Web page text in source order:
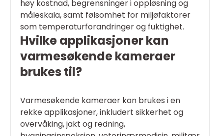
høy kostnad, begrensninger i oppløsning og
måleskala, samt følsomhet for miljøfaktorer
som temperaturforandringer og fuktighet.
Hvilke applikasjoner kan
varmesøkende kameraer
brukes til?
Varmesøkende kameraer kan brukes i en
rekke applikasjoner, inkludert sikkerhet og
overvåking, jakt og redning,